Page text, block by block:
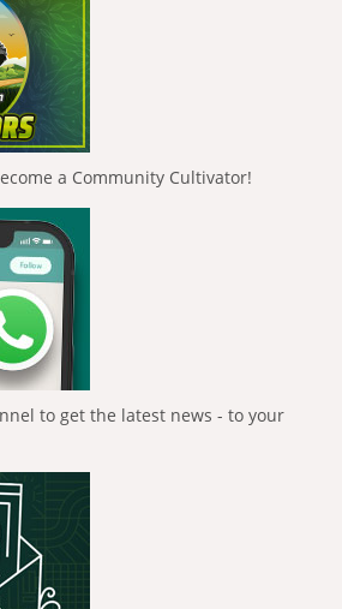
a Community Cultivator!
to get the latest news - to your